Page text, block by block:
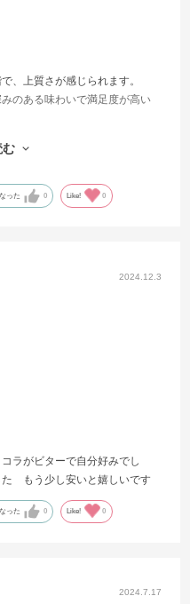
、上質さが感じられます。
のある味わいで満足度が高い
む
った 0 Like! 0
2024.12.3
ラがビターで自分好みでし
もう少し安いと嬉しいです
った 0 Like! 0
2024.7.17